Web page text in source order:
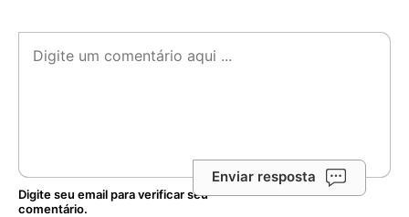
Enviar resposta
Digite seu email para verificar seu
comentário.